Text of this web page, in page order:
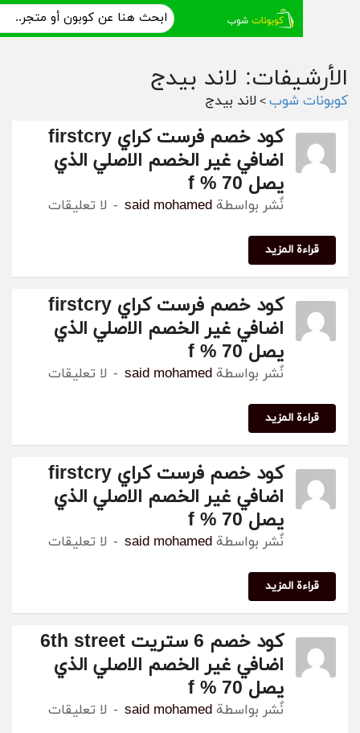
لاند بيدج
شوب>لاند بيدج
كود خصم فرست كراي firstcry
اضافي غير الخصم الاصلي الذي
نٌشر بواسطةsaid mohamed لا تعليقات
كود خصم فرست كراي firstcry
اضافي غير الخصم الاصلي الذي
نٌشر بواسطةsaid mohamed لا تعليقات
كود خصم فرست كراي firstcry
اضافي غير الخصم الاصلي الذي
نٌشر بواسطةsaid mohamed لا تعليقات
كود خصم 6 ستريت 6th street
اضافي غير الخصم الاصلي الذي
نٌشر بواسطةsaid mohamed لا تعليقات